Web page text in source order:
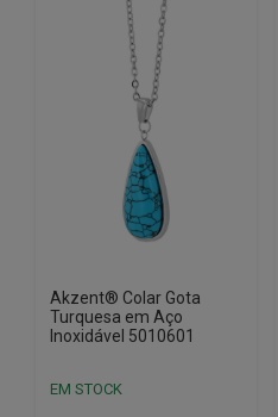
Akzent® Colar Gota
Turquesa em Aço
Inoxidável 5010601
EM STOCK